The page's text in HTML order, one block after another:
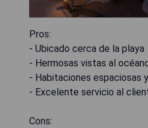
Pros:
- Ubicado cerca de la playa
- Hermosas vistas al
- Habitaciones espaciosas
- Excelente servicio al
Cons: